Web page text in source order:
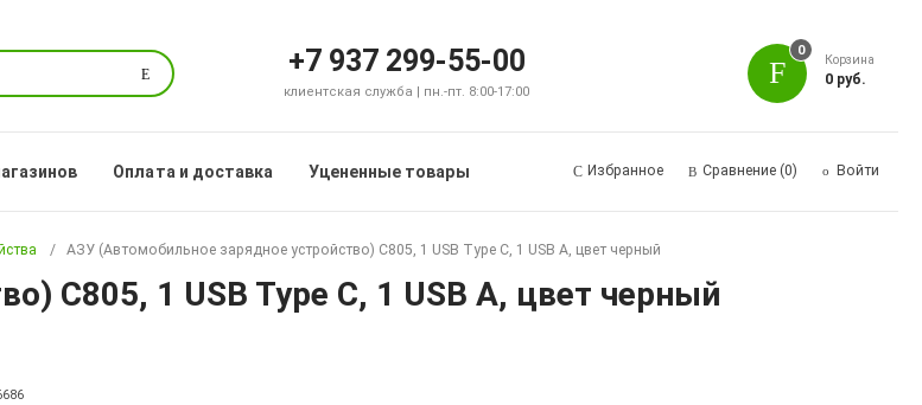
Поиск +7 937 299-55-00
клиентская служба | пн.-пт. 8:00-17:00
0
Корзина
0 руб.
Оплата и доставка Уцененные товары Избранное Сравнение (0) Войти
АЗУ (Автомобильное зарядное устройство) C805, 1 USB Type C, 1 USB A, цвет черный
C805, 1 USB Type C, 1 USB A, цвет черный